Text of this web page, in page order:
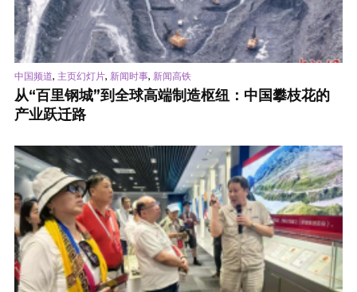
中国频道, 主页幻灯片, 新闻时事, 新闻高铁
从“百里钢城”到全球高端制造枢纽：中国攀枝花的
产业跃迁路